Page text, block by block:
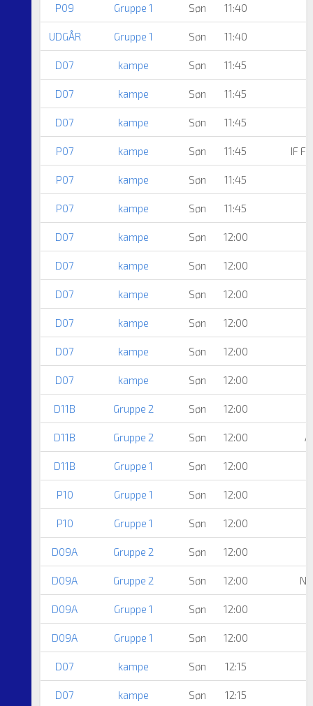
P09 Gruppe 1 Søn 11:40
UDGÅR Gruppe 1 Søn 11:40
D07 kampe Søn 11:45
D07 kampe Søn 11:45
D07 kampe Søn 11:45
P07 kampe Søn 11:45 IF
P07 kampe Søn 11:45
P07 kampe Søn 11:45
D07 kampe Søn 12:00
D07 kampe Søn 12:00
D07 kampe Søn 12:00
D07 kampe Søn 12:00
D07 kampe Søn 12:00
D07 kampe Søn 12:00
D11B Gruppe 2 Søn 12:00
D11B Gruppe 2 Søn 12:00
D11B Gruppe 1 Søn 12:00
P10 Gruppe 1 Søn 12:00
P10 Gruppe 1 Søn 12:00
D09A Gruppe 2 Søn 12:00
D09A Gruppe 2 Søn 12:00
D09A Gruppe 1 Søn 12:00
D09A Gruppe 1 Søn 12:00
D07 kampe Søn 12:15
D07 kampe Søn 12:15